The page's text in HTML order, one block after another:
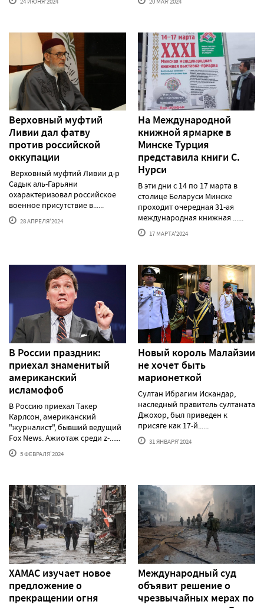
Верховный муфтий
Ливии дал фатву
против российской
оккупации
Верховный муфтий Ливии д-р
Садык аль-Гарьяни
охарактеризовал российское
военное присутствие в......
28 АПРЕЛЯ'2024
На Международной
книжной ярмарке в
Минске Турция
представила книги С.
Нурси
В эти дни с 14 по 17 марта в
столице Беларуси Минске
проходит очередная 31-ая
международная книжная ......
17 МАРТА'2024
В России праздник:
приехал знаменитый
американский
исламофоб
В Россию приехал Такер
Карлсон, американский
"журналист", бывший ведущий
Fox News. Ажиотаж среди z-......
5 ФЕВРАЛЯ'2024
Новый король Малайзии
не хочет быть
марионеткой
Султан Ибрагим Искандар,
наследный правитель султаната
Джохор, был приведен к
присяге как 17-й......
31 ЯНВАРЯ'2024
ХАМАС изучает новое
предложение о
прекращении огня
Международный суд
объявит решение о
чрезвычайных мерах по